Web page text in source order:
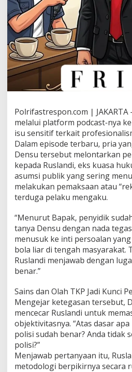
Polrifastrespon.com | JAKARTA
melalui platform podcast-nya
isu sensitif terkait
Dalam episode terbaru, pria
Densu tersebut melontarkan
kepada Ruslandi, eks kuasa
asumsi publik yang sering
melakukan pemaksaan atau
terduga pelaku mengaku.
“Menurut Bapak, penyidik
tanya Densu dengan nada
menusuk ke inti persoalan
bola liar di tengah masyarakat.
Ruslandi menjawab dengan
benar.”
Sains dan Olah TKP Jadi Kunci
Mengejar ketegasan tersebut,
mencecar Ruslandi untuk
objektivitasnya. “Atas dasar
polisi sudah benar? Anda tidak
polisi?”
Menjawab pertanyaan itu,
metodologi berpikirnya secara